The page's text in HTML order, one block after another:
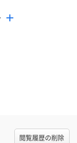
ゴへ
閲覧履歴の削除